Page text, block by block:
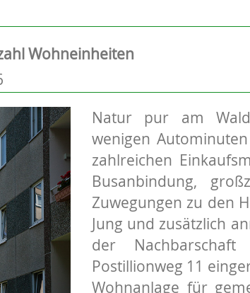
Wohneinheiten
Natur pur am
wenigen
zahlreichen
Busanbindung,
Zuwegungen zu den
Jung und zusätzlich
der
Postillionweg 11
Wohnanlage für